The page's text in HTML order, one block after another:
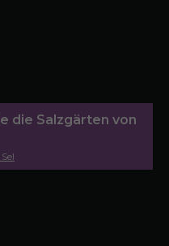
die Salzgärten von